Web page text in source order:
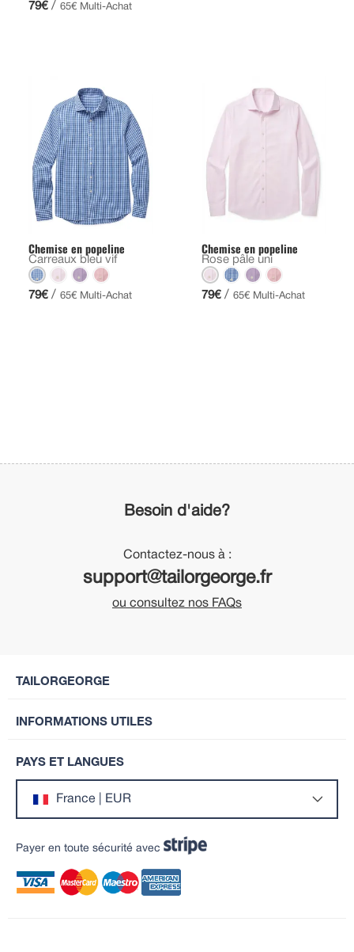
79€ / 65€ Multi-Achat
Chemise en popeline
Carreaux bleu vif
79€ / 65€ Multi-Achat
Chemise en popeline
Rose pâle uni
79€ / 65€ Multi-Achat
Besoin d'aide?
Contactez-nous à :
support@tailorgeorge.fr
ou consultez nos FAQs
TAILORGEORGE
INFORMATIONS UTILES
PAYS ET LANGUES
France | EUR
Payer en toute sécurité avec